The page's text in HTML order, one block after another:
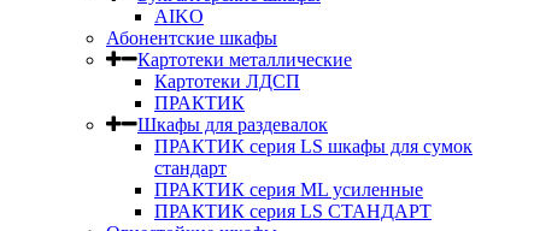
AIKO
Абонентские шкафы
Картотеки металлические
Картотеки ЛДСП
ПРАКТИК
Шкафы для раздевалок
ПРАКТИК серия LS шкафы для сумок
стандарт
ПРАКТИК серия ML усиленные
ПРАКТИК серия LS СТАНДАРТ